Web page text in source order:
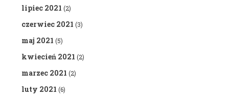
lipiec 2021 (2)
czerwiec 2021 (3)
maj 2021 (5)
kwiecień 2021 (2)
marzec 2021 (2)
luty 2021 (6)